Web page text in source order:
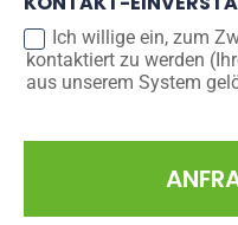
Ich willige ein, zum
kontaktiert zu werden
aus unserem System